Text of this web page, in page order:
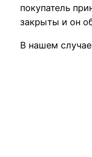
покупатель
закрыты и он
В нашем